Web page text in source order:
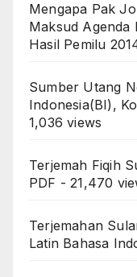
Mengapa Pak
Maksud Agenda
Hasil Pemilu
Sumber Utang
Indonesia(BI),
1,036 views
Terjemah Fiqih
PDF - 21,470
Terjemahan
Latin Bahasa